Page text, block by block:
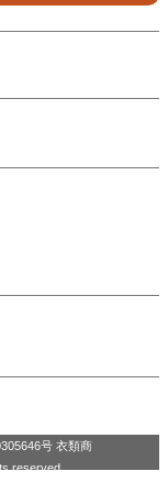
号 衣類商
reserved.